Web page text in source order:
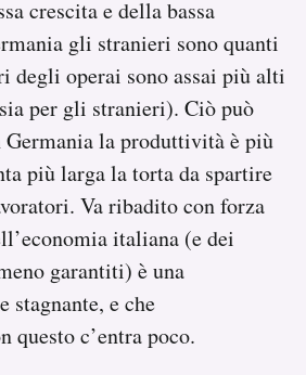
crescita e della bassa
gli stranieri sono quanti
degli operai sono assai più alti
per gli stranieri). Ciò può
Germania la produttività è più
più larga la torta da spartire
Va ribadito con forza
italiana (e dei
garantiti) è una
stagnante, e che
questo c’entra poco.